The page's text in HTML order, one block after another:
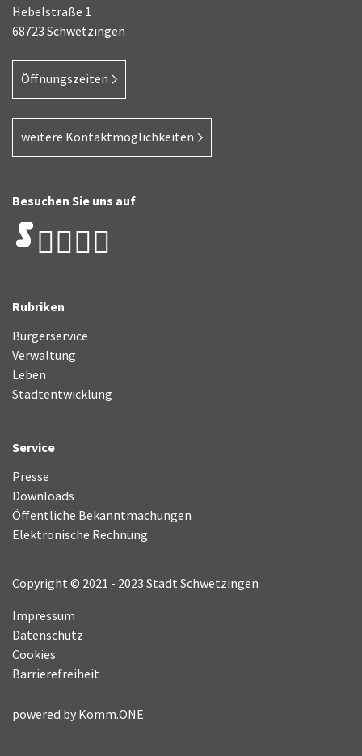
Hebelstraße 1
68723 Schwetzingen
Öffnungszeiten
weitere Kontaktmöglichkeiten
Besuchen Sie uns auf
Rubriken
Bürgerservice
Verwaltung
Leben
Stadtentwicklung
Service
Presse
Downloads
Öffentliche Bekanntmachungen
Elektronische Rechnung
Copyright © 2021 - 2023 Stadt Schwetzingen
Impressum
Datenschutz
Cookies
Barrierefreiheit
powered by Komm.ONE